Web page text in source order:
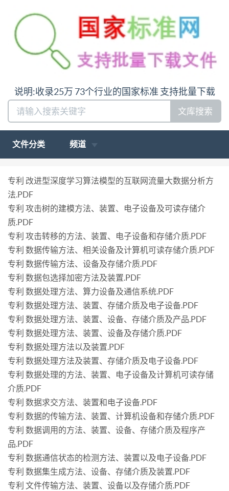
说明:收录25万 73个行业的国家标准 支持批量下载
文库搜索
文件分类 频道
专利 改进型深度学习算法模型的互联网流量大数据分析方
法.PDF
专利 攻击树的建模方法、装置、电子设备及可读存储介
质.PDF
专利 攻击转移的方法、装置、电子设备和存储介质.PDF
专利 数据传输方法、相关设备及计算机可读存储介质.PDF
专利 数据传输方法、设备及存储介质.PDF
专利 数据包选择加密方法及装置.PDF
专利 数据处理方法、算力设备及通信系统.PDF
专利 数据处理方法、装置、存储介质及电子设备.PDF
专利 数据处理方法、装置、设备、存储介质及产品.PDF
专利 数据处理方法、装置、设备及存储介质.PDF
专利 数据处理方法以及装置.PDF
专利 数据处理方法及装置、存储介质及电子设备.PDF
专利 数据处理的方法、装置、电子设备及计算机可读存储
介质.PDF
专利 数据求交方法、装置和电子设备.PDF
专利 数据的传输方法、装置、计算机设备和存储介质.PDF
专利 数据调用的方法、装置、设备、存储介质及程序产
品.PDF
专利 数据通信状态的检测方法、装置以及电子设备.PDF
专利 数据集生成方法、设备、存储介质及装置.PDF
专利 文件传输方法、装置、设备以及存储介质.PDF